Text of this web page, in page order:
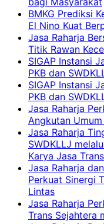
BMKG Prediksi
El Nino Kuat
Jasa Raharja
Titik Rawan
SIGAP Instansi
PKB dan
SIGAP Instansi
PKB dan
Jasa Raharja
Angkutan
Jasa Raharja
SWDKLLJ
Karya Jasa
Jasa Raharja
Perkuat Sinergi
Lintas
Jasa Raharja
Trans Sejahtera